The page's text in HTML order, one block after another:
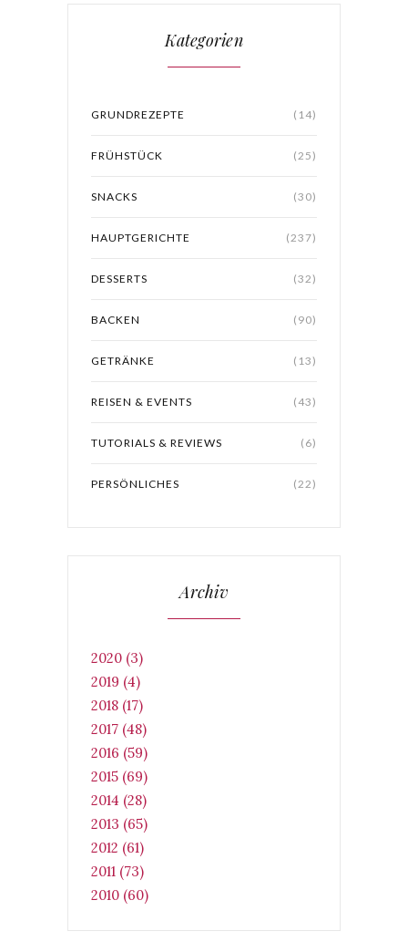
Kategorien
GRUNDREZEPTE (14)
FRÜHSTÜCK (25)
SNACKS (30)
HAUPTGERICHTE (237)
DESSERTS (32)
BACKEN (90)
GETRÄNKE (13)
REISEN & EVENTS (43)
TUTORIALS & REVIEWS (6)
PERSÖNLICHES (22)
Archiv
2020 (3)
2019 (4)
2018 (17)
2017 (48)
2016 (59)
2015 (69)
2014 (28)
2013 (65)
2012 (61)
2011 (73)
2010 (60)